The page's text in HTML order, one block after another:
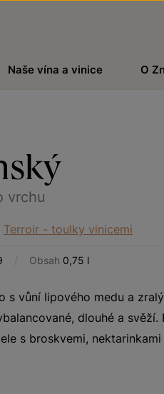
Naše vína a vinice O
vrchu
Terroir - toulky vinicemi
/ Obsah 0,75 l
s vůní lipového medu a
dlouhé a svěží.
s broskvemi, nektarinkami